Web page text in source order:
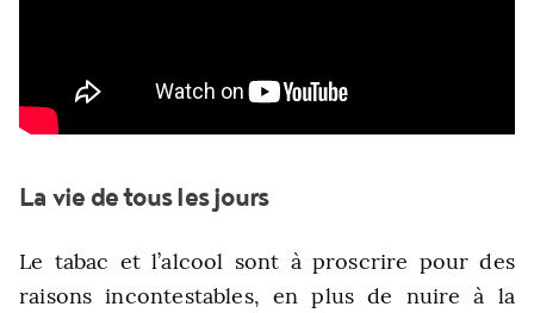
La vie de tous les jours
Le tabac et l’alcool sont à proscrire pour des
raisons incontestables, en plus de nuire à la